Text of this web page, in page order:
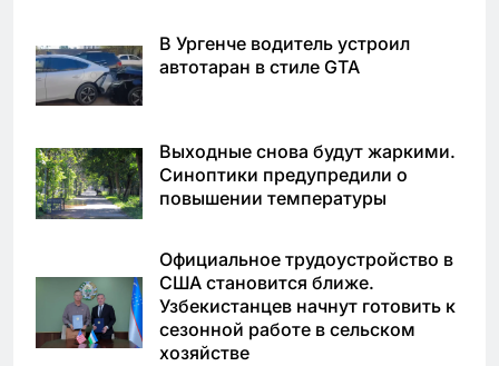
В Ургенче водитель устроил
автотаран в стиле GTA
Выходные снова будут жаркими.
Синоптики предупредили о
повышении температуры
Официальное трудоустройство в
США становится ближе.
Узбекистанцев начнут готовить к
сезонной работе в сельском
хозяйстве